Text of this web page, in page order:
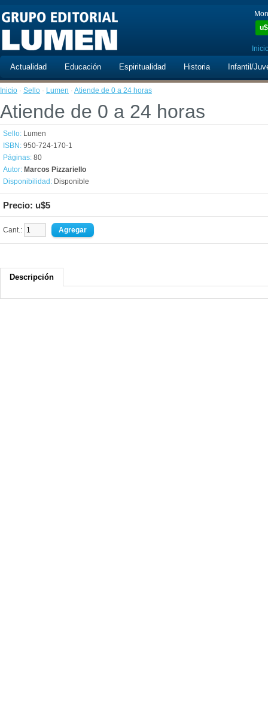
u$
Actualidad Educación Espiritualidad Historia Infantil/
Inicio · Sello · Lumen · Atiende de 0 a 24 horas
Atiende de 0 a 24 horas
Sello: Lumen
ISBN: 950-724-170-1
Páginas: 80
Autor: Marcos Pizzariello
Disponibilidad: Disponible
Precio: u$5
Cant.:
Descripción